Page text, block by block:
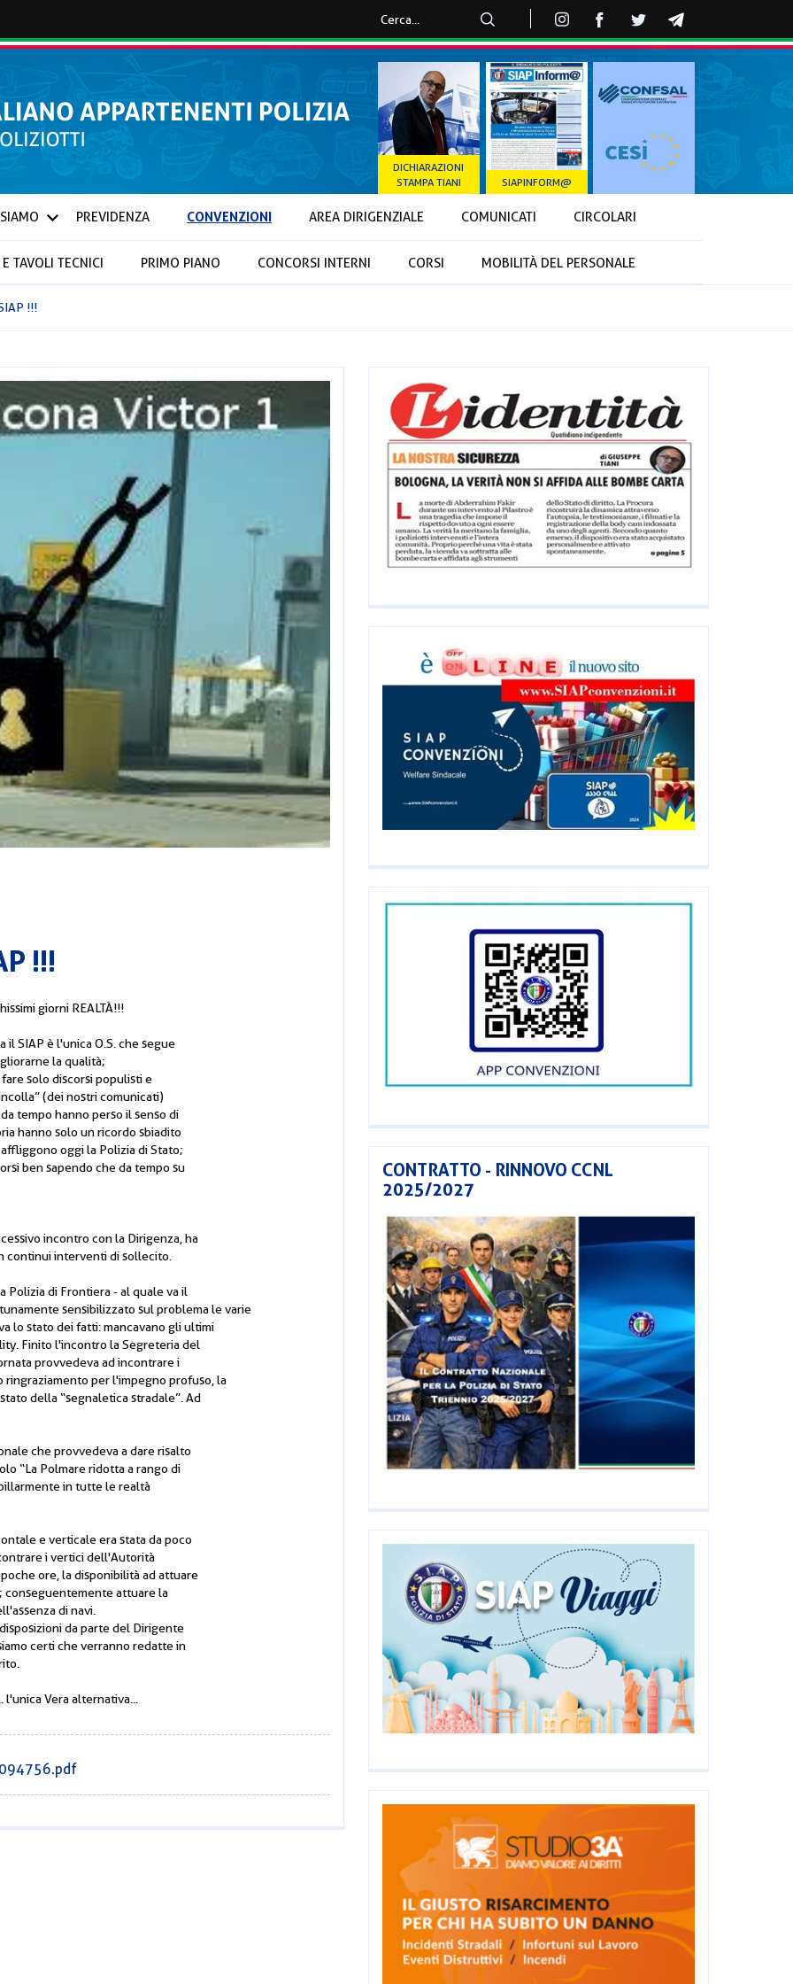
DICHIARAZIONI
STAMPA TIANI
SIAPINFORM@
TAVOLI TECNICI PRIMO PIANO CONCORSI INTERNI CORSI MOBILITÀ DEL PERSONALE
E PROVINCIALI
PREVIDENZA CONVENZIONI AREA DIRIGENZIALE COMUNICATI CIRCOLARI
!!!
!!!
giorni REALTÀ!!!
SIAP è l'unica O.S. che segue
la qualità;
fare solo discorsi populisti e
(dei nostri comunicati)
tempo hanno perso il senso di
hanno solo un ricordo sbiadito
oggi la Polizia di Stato;
ben sapendo che da tempo su
incontro con la Dirigenza, ha
continui interventi di sollecito.
di Frontiera - al quale va il
sensibilizzato sul problema le varie
lo stato dei fatti: mancavano gli ultimi
Finito l'incontro la Segreteria del
provvedeva ad incontrare i
ringraziamento per l'impegno profuso, la
della “segnaletica stradale”. Ad
che provvedeva a dare risalto
“La Polmare ridotta a rango di
in tutte le realtà
e verticale era stata da poco
i vertici dell'Autorità
ore, la disponibilità ad attuare
conseguentemente attuare la
di navi.
da parte del Dirigente
certi che verranno redatte in
Vera alternativa...
CONTRATTO - RINNOVO CCNL
2025/2027